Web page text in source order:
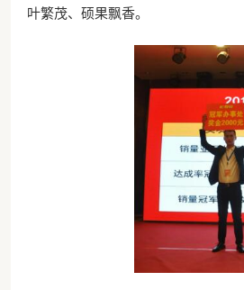
叶繁茂、硕果飘香。